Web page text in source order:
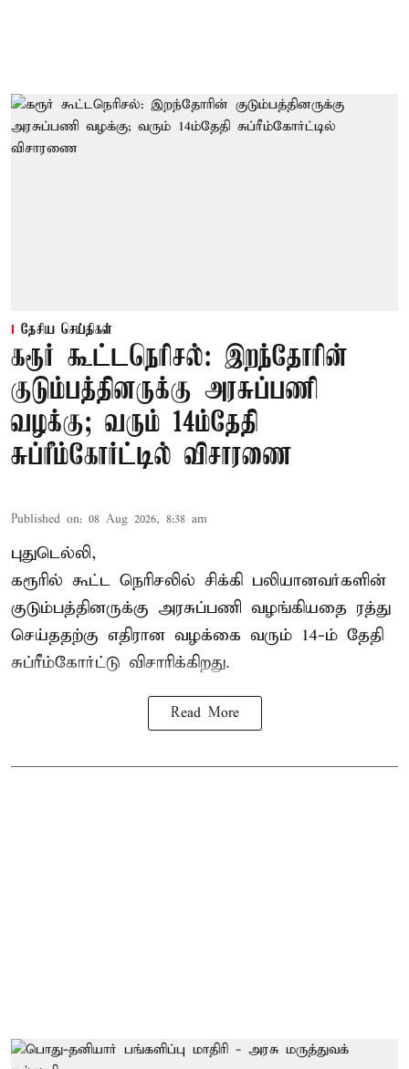
தேசிய செய்திகள்
கரூர் கூட்டநெரிசல்: இறந்தோரின்
குடும்பத்தினருக்கு அரசுப்பணி
வழக்கு; வரும் 14ம்தேதி
சுப்ரீம்கோர்ட்டில் விசாரணை
Published on: 08 Aug 2026, 8:38 am
புதுடெல்லி,
கரூரில் கூட்ட நெரிசலில் சிக்கி பலியானவர்களின்
குடும்பத்தினருக்கு அரசுப்பணி வழங்கியதை ரத்து
செய்ததற்கு எதிரான வழக்கை வரும் 14-ம் தேதி
சுப்ரீம்கோர்ட்டு விசாரிக்கிறது.
Read More